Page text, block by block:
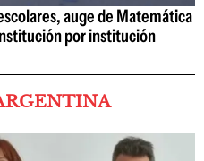
auge de Matemática
por institución